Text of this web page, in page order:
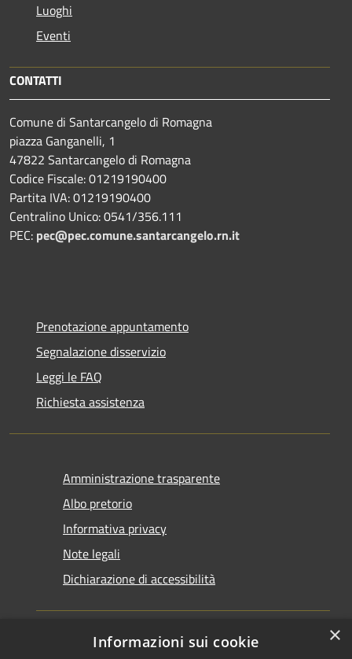
Luoghi
Eventi
CONTATTI
Comune di Santarcangelo di Romagna
piazza Ganganelli, 1
47822 Santarcangelo di Romagna
Codice Fiscale: 01219190400
Partita IVA: 01219190400
Centralino Unico: 0541/356.111
PEC: pec@pec.comune.santarcangelo.rn.it
Prenotazione appuntamento
Segnalazione disservizio
Leggi le FAQ
Richiesta assistenza
Amministrazione trasparente
Albo pretorio
Informativa privacy
Note legali
Dichiarazione di accessibilità
×
Informazioni sui cookie